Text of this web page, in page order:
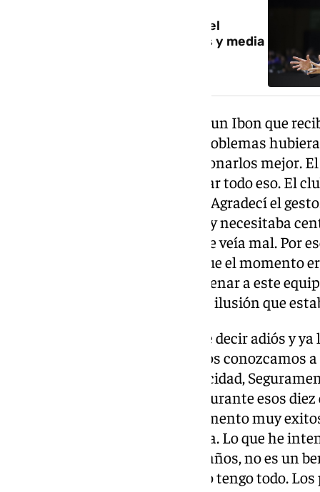
Ya es oficial: Ibon Navarro deja el
Unicaja tras cuatro temporadas y media
El desgaste es lo que afectado a un Ibon que
para evitar su salida: «Si esos problemas
año hubiera sido capaz de gestionarlos mejor.
se ha hecho muy difícil gestionar todo eso. El
firme por dos temporadas más. Agradecí el
en la pelea por entrar al playoff y necesitaba
final. Les transmití que yo ya me veía mal. Por
físico ha ido mucho peor, creí que el momento
Unicaja es más que venir y entrenar a este
mental de optimismo, energía e ilusión que
Para el vasco era el momento de decir adiós y
importante que las personas nos conozcamos
ha pasado. Es mi fecha de caducidad,
gestionarlo hubiera sido otro. Durante esos
jugadores que vienen de un momento muy
entrenador con ilusión y energía. Lo que he
pero que ya no lo soy. Tengo 50 años, no es un
difícil, estoy en un sitio donde lo tengo todo.